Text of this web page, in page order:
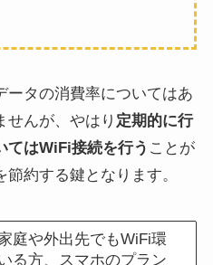
ータの消費率についてはあ
せんが、やはり 定期的に行
てはWiFi接続を行う ことが
約する鍵となります。
庭や外出先でもWiFi環
る方、スマホのプラン